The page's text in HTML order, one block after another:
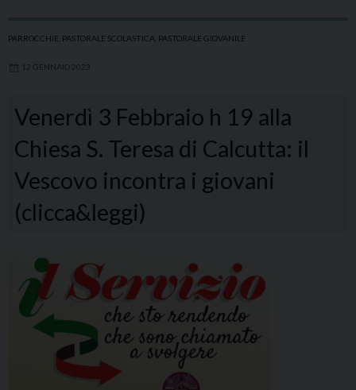
PARROCCHIE PASTORALE SCOLASTICA PASTORALE GIOVANILE
12 GENNAIO 2023
Venerdì 3 Febbraio h 19 alla
Chiesa S. Teresa di Calcutta: il
Vescovo incontra i giovani
(clicca&leggi)